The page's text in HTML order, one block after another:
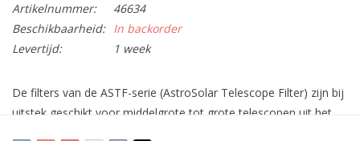
Artikelnummer:
46634
Beschikbaarheid: In backorder
Levertijd:
1 week
De filters van de ASTF-serie (AstroSolar Telescope Filter) zijn bij
uitstek geschikt voor middelgrote tot grote telescopen uit het